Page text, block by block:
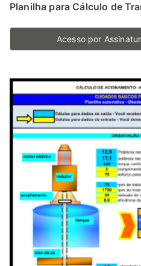
Planilha para Cálculo de
Acesso por